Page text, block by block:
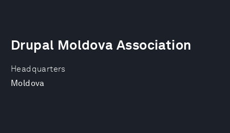
Headquarters
Moldova
Drupal Moldova Association